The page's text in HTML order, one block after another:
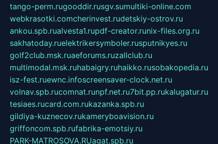
tango-perm.rugooddir.rusgv.sumultiki-online.com
webkrasotki.comcherinvest.rudetskiy-ostrov.ru
ankou.spb.rualvesta1.rupdf-creator.runix-files.org.ru
sakhatoday.ruelektrikersymboler.rusputnikyes.ru
golf2club.msk.ruaeforums.ruzallclub.ru
multimodal.msk.ruhabaigry.ruhaikko.rusobakopedia.ru
isz-fest.ruewnc.infoscreensaver-clock.net.ru
volnav.spb.rucomnat.runpf.net.ru7bit.pp.rukalugatur.ru
tesiaes.rucard.com.rukazanka.spb.ru
gildiya-kuznecov.rukameryboavision.ru
griffoncom.spb.rufabrika-emotsiy.ru
PARK-MATROSOVA.RUagat.spb.ru